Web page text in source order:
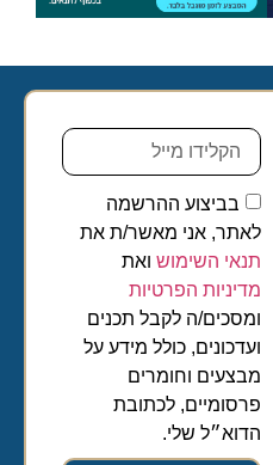
בביצוע ההרשמה
לאתר, אני מאשר/ת את
תנאי השימושואת
מדיניות הפרטיות
ומסכים/ה לקבל תכנים
ועדכונים, כולל מידע על
מבצעים וחומרים
פרסומיים, לכתובת
הדוא״ל שלי.